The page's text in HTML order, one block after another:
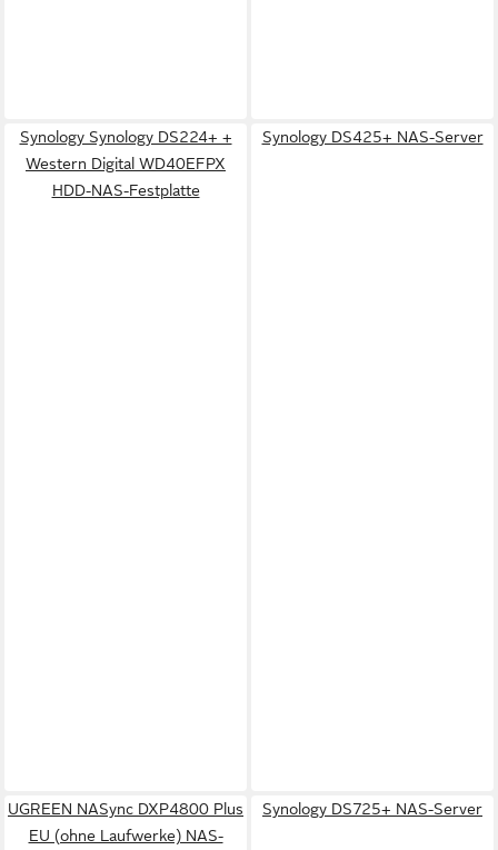
Synology Synology DS224+ +
Western Digital WD40EFPX
HDD-NAS-Festplatte
Synology DS425+ NAS-Server
UGREEN NASync DXP4800 Plus
EU (ohne Laufwerke) NAS-
Synology DS725+ NAS-Server